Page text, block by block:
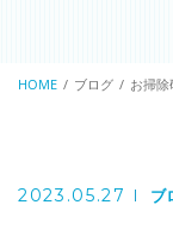
エアコンクリ
ハウスクリー
HOME ブログ お掃除
2023.05.27 ブ